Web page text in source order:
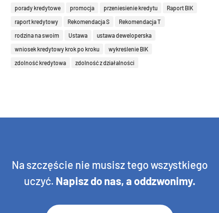
porady kredytowe
promocja przeniesienie kredytu
Raport BIK
raport kredytowy
Rekomendacja S
Rekomendacja T
rodzina na swoim
Ustawa
ustawa deweloperska
wniosek kredytowy krok po kroku
wykreślenie BIK
zdolność kredytowa
zdolność z działalności
Na szczęście nie musisz tego wszystkiego
uczyć. Napisz do nas, a oddzwonimy.